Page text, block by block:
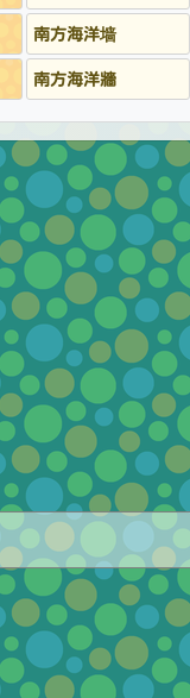
南方海洋墙
南方海洋牆